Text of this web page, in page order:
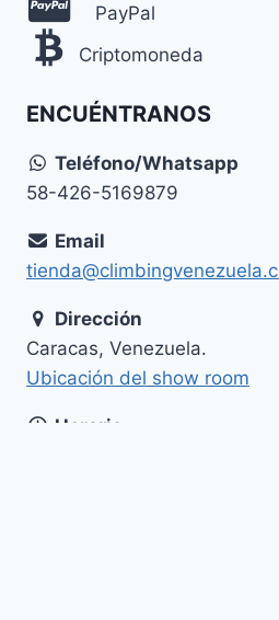
PayPal
Criptomoneda
ENCUÉNTRANOS
Teléfono/Whatsapp
58-426-5169879
Email
Dirección
Caracas, Venezuela.
Ubicación del show room
Horario